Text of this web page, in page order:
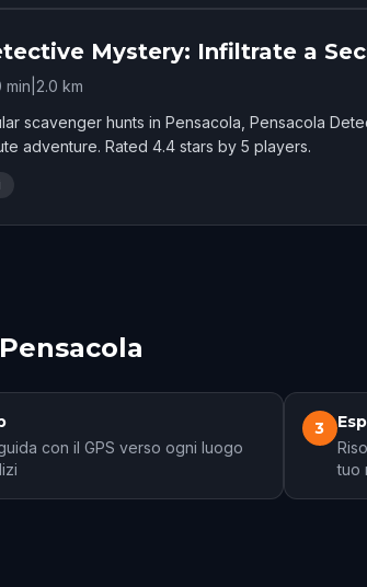
Mystery: Infiltrate a
min 2.0 km
scavenger hunts in Pensacola, Pensacola
adventure. Rated 4.4 stars by 5 players.
con il GPS verso ogni luogo
3
tuo